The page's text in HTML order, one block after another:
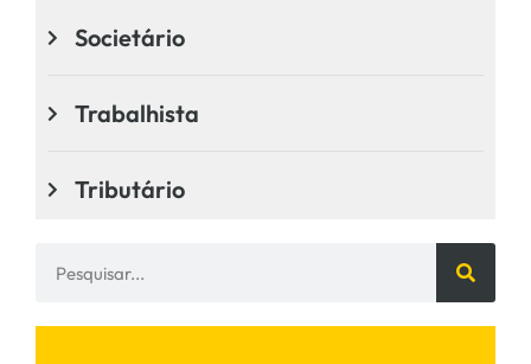
Societário
Trabalhista
Tributário